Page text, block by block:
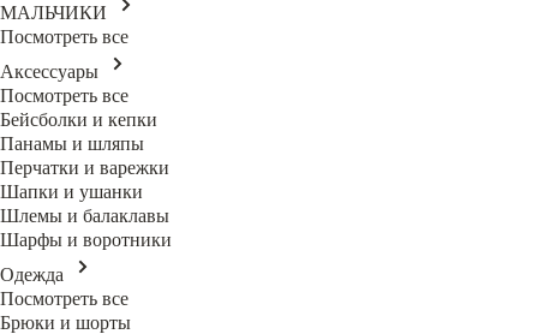
МАЛЬЧИКИ
Посмотреть все
Аксессуары
Посмотреть все
Бейсболки и кепки
Панамы и шляпы
Перчатки и варежки
Шапки и ушанки
Шлемы и балаклавы
Шарфы и воротники
Одежда
Посмотреть все
Брюки и шорты